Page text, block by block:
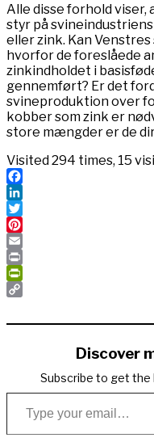
Alle disse forhold
styr på
eller zink. Kan
hvorfor de foreslåede
zinkindholdet i
gennemført? Er det
svineproduktion over
kobber som zink er
store mængder er de
Visited 294 times, 15
Facebook
LinkedIn
Twitter
Pinterest
Email
Print
PrintFriendly
Link
Discover
Subscribe to get
Type your email…